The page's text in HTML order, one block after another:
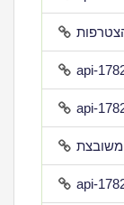
api-
api-
api-